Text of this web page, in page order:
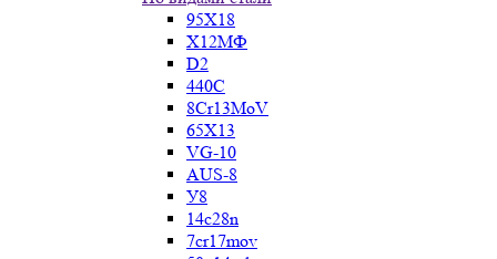
95Х18
Х12МФ
D2
440C
8Cr13MoV
65Х13
VG-10
AUS-8
У8
14c28n
7cr17mov